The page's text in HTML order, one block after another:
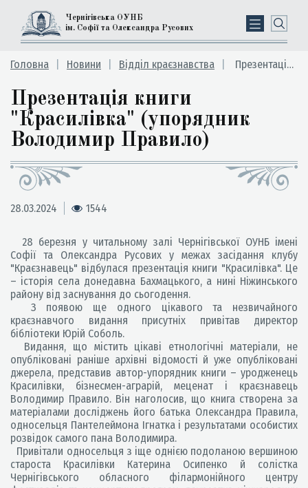
Чернігівська ОУНБ
ім. Софії та Олександра Русових
Головна Новини Відділ краєзнавства Презентація книги "Красилівка" (упорядник Володимир Правило)
Презентація книги
"Красилівка" (упорядник
Володимир Правило)
28.03.2024 1544
28 березня у читальному залі Чернігівської ОУНБ імені
Софії та Олександра Русових у межах засідання клубу
"Краєзнавець" відбулася презентація книги "Красилівка". Це
– історія села донедавна Бахмацького, а нині Ніжинського
району від заснування до сьогодення.
З появою ще одного цікавого та незвичайного
краєзнавчого видання присутніх привітав директор
бібліотеки Юрій Соболь.
Видання, що містить цікаві етнологічні матеріали, не
опубліковані раніше архівні відомості й уже опубліковані
джерела, представив автор-упорядник книги – уродженець
Красилівки, бізнесмен-аграрій, меценат і краєзнавець
Володимир Правило. Він наголосив, що книга створена за
матеріалами досліджень його батька Олександра Правила,
односельця Пантелеймона Ігнатка і результатами особистих
розвідок самого пана Володимира.
Привітали односельця з іще однією подоланою вершиною
староста Красилівки Катерина Осипенко й солістка
Чернігівського обласного філармонійного центру